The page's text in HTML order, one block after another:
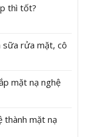
thì tốt?
sữa rửa mặt, cô
mặt nạ nghệ
thành mặt nạ